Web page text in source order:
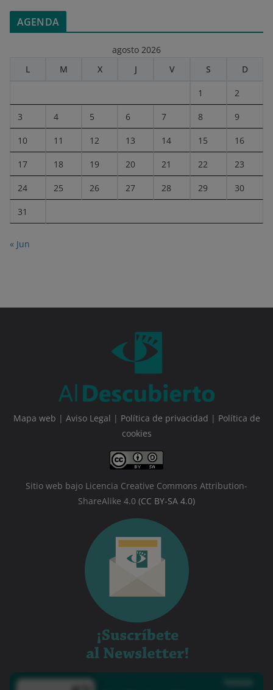
AGENDA
agosto 2026
L
M X J V S D
1 2
3 4 5 6 7 8 9
10 11 12 13 14 15 16
17 18 19 20 21 22 23
24 25 26 27 28 29 30
31
« Jun
Mapa web | Aviso Legal | Política de privacidad | Política de
cookies
Sitio web bajo Licencia Creative Commons Attribution-
ShareAlike 4.0 (CC BY-SA 4.0)